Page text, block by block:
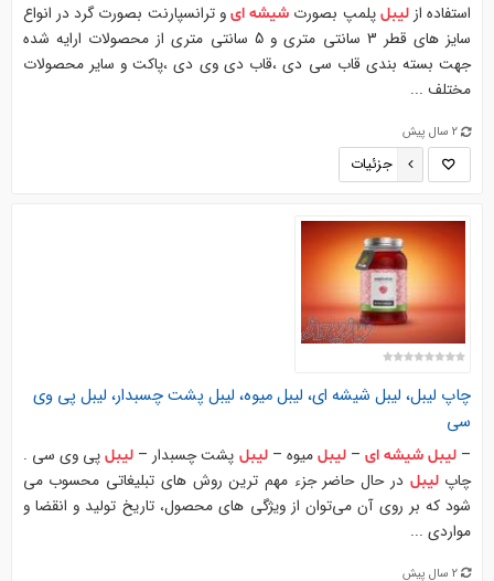
استفاده ازلیبل پلمپ بصورت شیشه ای و ترانسپارنت بصورت گرد در انواع
سایز های قطر 3 سانتی متری و 5 سانتی متری از محصولات ارایه شده
جهت بسته بندی قاب سی دی ،قاب دی وی دی ،پاکت و سایر محصولات
مختلف ...
2 سال پیش
جزئیات
چاپ لیبل، لیبل شیشه ای، لیبلمیوه، لیبلپشت چسبدار، لیبلپی وی
سی
– لیبل شیشه ای–لیبل میوه –لیبل پشت چسبدار – لیبلپی وی سی .
چاپلیبل در حال حاضر جزء مهم ترین روش های تبلیغاتی محسوب می
شود که بر روی آن می‌توان از ویژگی های محصول، تاریخ تولید و انقضا و
مواردی ...
2 سال پیش